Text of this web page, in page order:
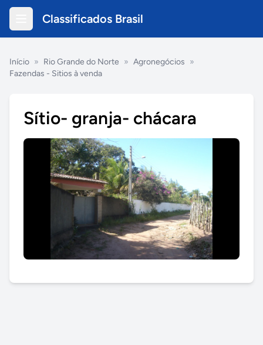
Classificados Brasil
Início » Rio Grande do Norte » Agronegócios »
Fazendas - Sitios à venda
Sítio- granja- chácara